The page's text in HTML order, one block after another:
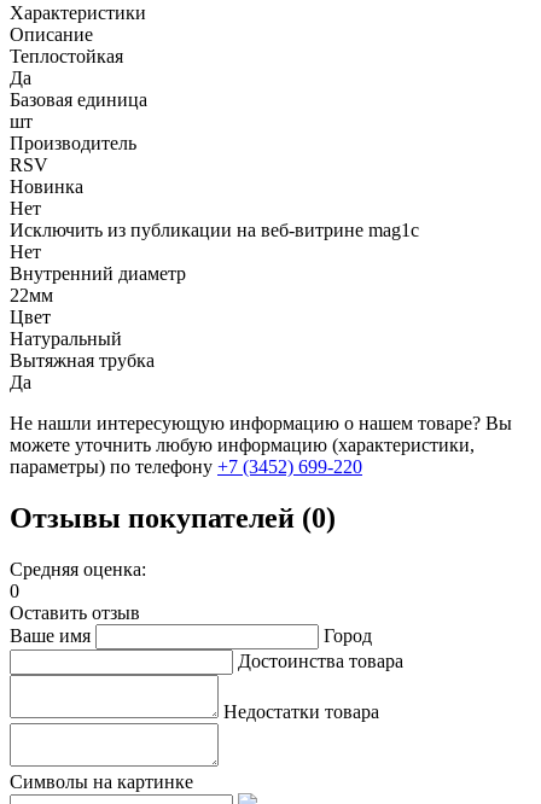
Характеристики
Описание
Теплостойкая
Да
Базовая единица
шт
Производитель
RSV
Новинка
Нет
Исключить из публикации на веб-витрине mag1c
Нет
Внутренний диаметр
22мм
Цвет
Натуральный
Вытяжная трубка
Да
Не нашли интересующую информацию о нашем товаре? Вы
можете уточнить любую информацию (характеристики,
параметры) по телефону +7 (3452) 699-220
Отзывы покупателей (0)
Средняя оценка:
0
Оставить отзыв
Ваше имя
Город
Достоинства товара
Недостатки товара
Символы на картинке